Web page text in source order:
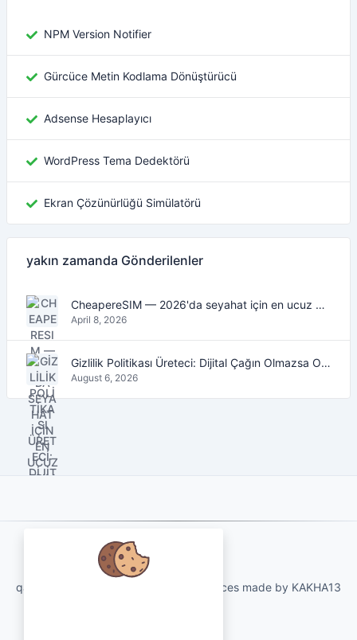
NPM Version Notifier
Gürcüce Metin Kodlama Dönüştürücü
Adsense Hesaplayıcı
WordPress Tema Dedektörü
Ekran Çözünürlüğü Simülatörü
yakın zamanda Gönderilenler
CheapereSIM — 2026'da seyahat için en ucuz eSIM veri planlarını bulun
April 8, 2026
Gizlilik Politikası Üreteci: Dijital Çağın Olmazsa Olmaz Aracı
August 6, 2026
qartvelo.com free online tools and services made by KAKHA13